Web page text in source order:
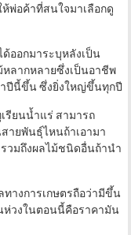
พ่อค้าที่สนใจมาเลือกดู
ออกมาระบุหลังเป็น
ลากหลายซึ่งเป็นอาชีพ
ำปีนี้ขึ้น ซึ่งยิ่งใหญ่ขึ้นทุกปี
รียนน้ำแร่ สามารถ
ายพันธุ์ไหนถ้าเอามา
วมถึงผลไม้ชนิดอื่นถ้านำ
ทางการเกษตรถือว่ามีขึ้น
ห่วงในตอนนี้คือราคามัน